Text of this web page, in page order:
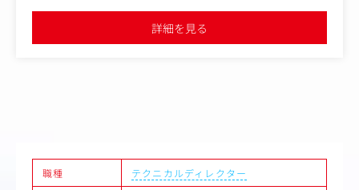
・プロジェクトの仕様調整・進行管理（同時に3～5案件を
詳細を見る
職種
テクニカルディレクター